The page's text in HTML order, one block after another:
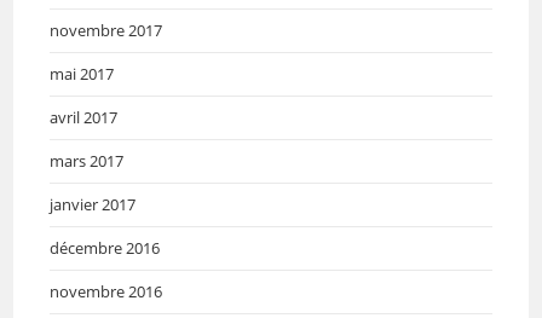
novembre 2017
mai 2017
avril 2017
mars 2017
janvier 2017
décembre 2016
novembre 2016